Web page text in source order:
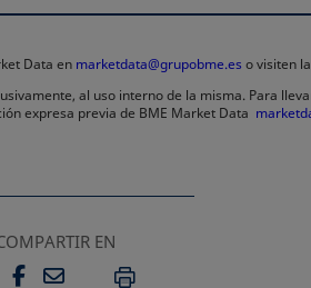
Data en marketdata@grupobme.es o visiten
al uso interno de la misma. Para
expresa previa de BME Market Data
EN
SE ABRE EN UNA PESTAÑA
FACEBOOK
SE ABRE EN UNA
EMAILIMPRIMIR